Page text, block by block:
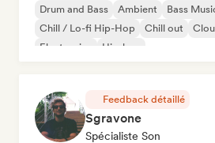
Drum and Bass Ambient
Bass
Chill / Lo-fi Hip-Hop
Chill out
Electronica
Hip-hop
Feedback détaillé
Sgravone
Spécialiste Son